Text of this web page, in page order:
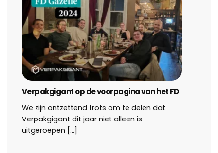
Verpakgigant op de voorpagina van het FD
We zijn ontzettend trots om te delen dat
Verpakgigant dit jaar niet alleen is
uitgeroepen [...]